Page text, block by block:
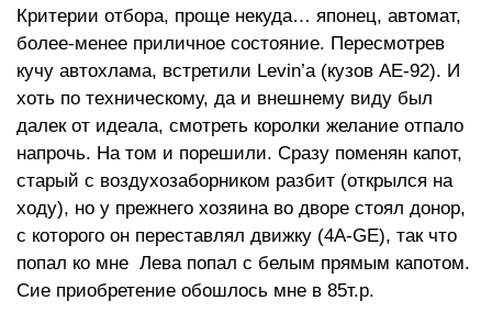
Критерии отбора, проще некуда… японец, автомат,
более-менее приличное состояние. Пересмотрев
кучу автохлама, встретили Levin’a (кузов AE-92). И
хоть по техническому, да и внешнему виду был
далек от идеала, смотреть королки желание отпало
напрочь. На том и порешили. Cразу поменян капот,
старый с воздухозаборником разбит (открылся на
ходу), но у прежнего хозяина во дворе стоял донор,
с которого он переставлял движку (4A-GE), так что
попал ко мне Лева попал с белым прямым капотом.
Сие приобретение обошлось мне в 85т.р.